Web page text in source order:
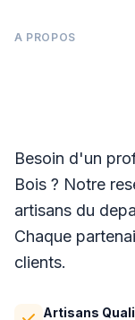
A PROPOS
Besoin d'un
Bois ? Notre
artisans du
Chaque
clients.
Artisans